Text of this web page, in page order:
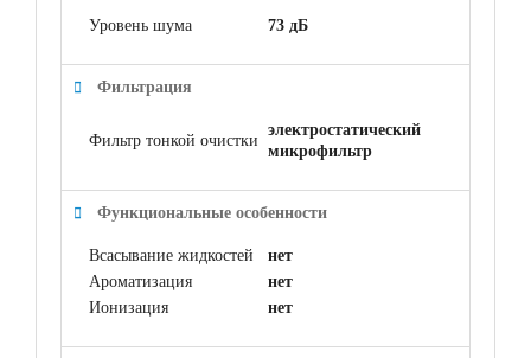
Уровень шума 73 дБ
Фильтрация
Фильтр тонкой очистки
электростатический
микрофильтр
Функциональные особенности
Всасывание жидкостей
нет
Ароматизация
нет
Ионизация
нет